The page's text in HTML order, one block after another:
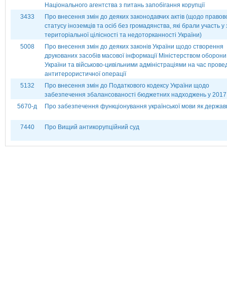
Національного агентства з питань запобігання корупції
3433
Про внесення змін до деяких законодавчих актів (щодо
статусу іноземців та осіб без громадянства, які брали участь у
територіальної цілісності та недоторканності України)
5008
Про внесення змін до деяких законів України щодо створення
друкованих засобів масової інформації Міністерством оборони
України та військово-цивільними адміністраціями на час
антитерористичної операції
5132
Про внесення змін до Податкового кодексу України щодо
забезпечення збалансованості бюджетних надходжень у 2017
5670-д
Про забезпечення функціонування української мови як
7440 Про Вищий антикорупційний суд